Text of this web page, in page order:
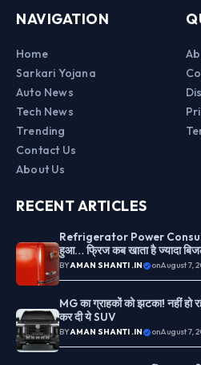
NAVIGATION
Home
Sarkari Yojana
Auto News
Tech News
Trending
Contact Us
About Us
RECENT ARTICLES
Refrigerator Power
हुआ… फ्रिज कब खाता है ज्यादा
BYAMAN SHANTI .IN onAugust 7,
MG का ग्राहकों को झटका! नहीं हो
कर दी ये SUV
BYAMAN SHANTI .IN onAugust 7,